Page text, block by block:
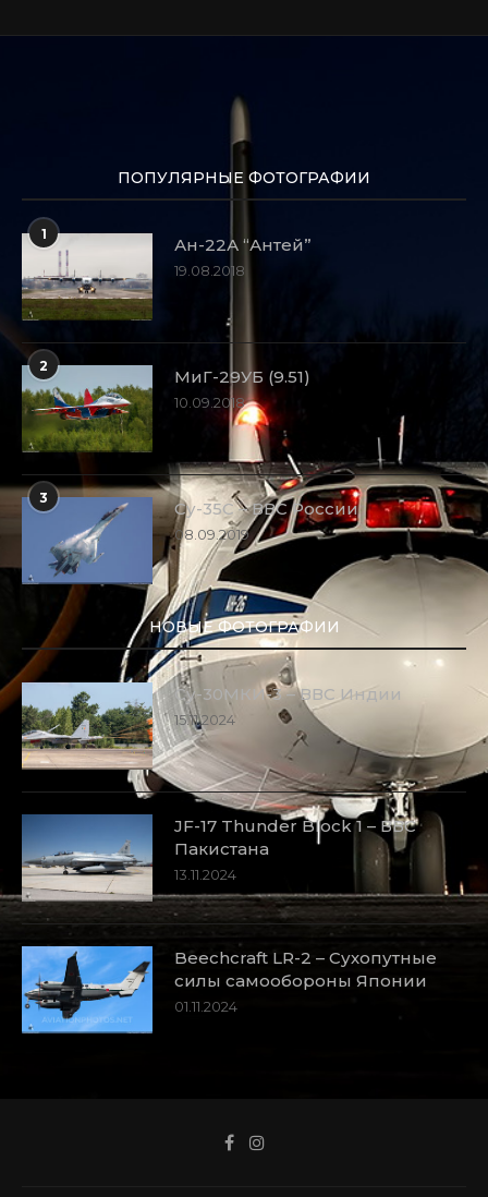
ПОПУЛЯРНЫЕ ФОТОГРАФИИ
1
Ан-22А “Антей”
19.08.2018
2
МиГ-29УБ (9.51)
10.09.2018
3
Су-35С – ВВС России
08.09.2019
НОВЫЕ ФОТОГРАФИИ
Су-30МКИ-3 – ВВС Индии
15.11.2024
JF-17 Thunder Block 1 – ВВС
Пакистана
13.11.2024
Beechcraft LR-2 – Сухопутные
силы самообороны Японии
01.11.2024